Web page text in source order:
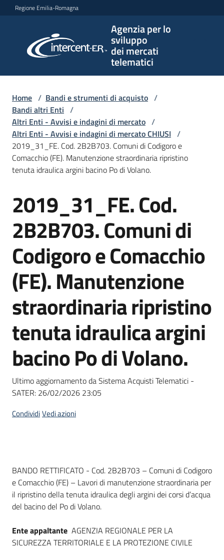
Vai al contenuto
Vai alla navigazione
Vai al footer
Regione Emilia-Romagna
Agenzia per lo
sviluppo
dei mercati
telematici
per lo
sviluppo
telematici
L'Agenzia
e
strumenti
acquisto
Supporto
Piattaforme
telematiche
English
site
su
Home / Bandi e strumenti di acquisto /
Bandi altri Enti /
Altri Enti - Avvisi e indagini di mercato /
Altri Enti - Avvisi e indagini di mercato CHIUSI /
2019_31_FE. Cod. 2B2B703. Comuni di Codigoro e
Comacchio (FE). Manutenzione straordinaria ripristino
tenuta idraulica argini bacino Po di Volano.
Salta al contenuto
2019_31_FE. Cod.
2B2B703. Comuni di
Codigoro e Comacchio
(FE). Manutenzione
straordinaria ripristino
tenuta idraulica argini
bacino Po di Volano.
Ultimo aggiornamento da Sistema Acquisti Telematici -
SATER: 26/02/2026 23:05
CondividiVedi azioni
Dati del bando
BANDO RETTIFICATO - Cod. 2B2B703 – Comuni di Codigoro
e Comacchio (FE) – Lavori di manutenzione straordinaria per
il ripristino della tenuta idraulica degli argini dei corsi d’acqua
del bacino del Po di Volano.
Ente appaltante AGENZIA REGIONALE PER LA
SICUREZZA TERRITORIALE E LA PROTEZIONE CIVILE